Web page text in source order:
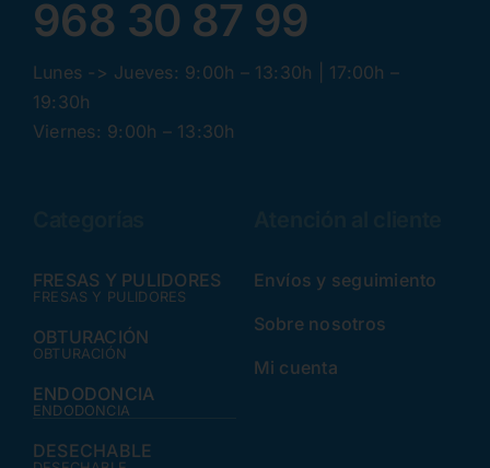
968 30 87 99
Lunes -> Jueves: 9:00h – 13:30h | 17:00h –
19:30h
Viernes: 9:00h – 13:30h
FRESAS Y PULIDORES
FRESAS Y PULIDORES
OBTURACIÓN
OBTURACIÓN
ENDODONCIA
ENDODONCIA
DESECHABLE
Envíos y seguimiento
Sobre nosotros
Mi cuenta